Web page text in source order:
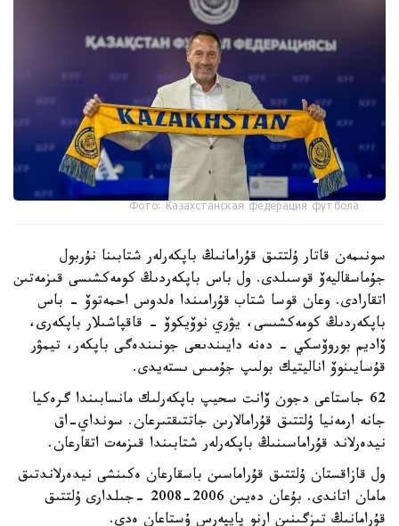
Фото: Казахстанская федерация футбола
سونىمەن قاتار ۇلتتىق قۇرامانىڭ باپكەرلەر شتابىنا نۇربول
جۇماسقاليەۆ قوسىلدى. ول باس باپكەردىڭ كومەكشىسى قىزمەتىن
اتقارادى. وعان قوسا شتاب قۇرامىندا ەلدوس احمەتوۆ - باس
باپكەردىڭ كومەكشىسى، يۋري نوۆيكوۆ - قاقپاشىلار باپكەرى،
ۆاديم بوروۆسكي - دەنە دايىندىعى جونىندەگى باپكەر، تيمۋر
قۇسايىنوۆ اناليتيك بولىپ جۇمىس ىستەيدى.
62 جاستاعى دجون ۆانت سحيپ باپكەرلىك مانسابىندا گرەكيا
جانە ارمەنيا ۇلتتىق قۇرامالارىن جاتتىقتىرعان. سونداي-اق
نيدەرلاند قۇراماسىنىڭ باپكەرلەر شتابىندا قىزمەت اتقارعان.
ول قازاقستان ۇلتتىق قۇراماسىن باسقارعان ەكىنشى نيدەرلاندتىق
مامان اتاندى. بۇعان دەيىن 2006-2008 -جىلدارى ۇلتتىق
قۇرامانىڭ تىزگىنىن ارنو پايپەرس ۇستاعان ەدى.